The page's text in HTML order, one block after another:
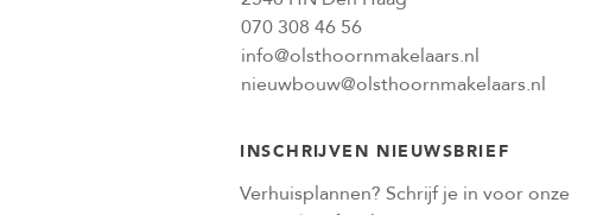
070 308 46 56
info@olsthoornmakelaars.nl
nieuwbouw@olsthoornmakelaars.nl
INSCHRIJVEN NIEUWSBRIEF
Verhuisplannen? Schrijf je in voor onze